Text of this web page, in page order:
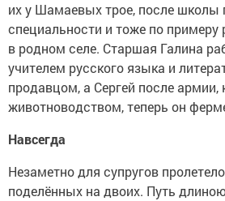
их у Шамаевых трое, после школы
специальности и тоже по примеру
в родном селе. Старшая Галина
учителем русского языка и
продавцом, а Сергей после армии,
животноводством, теперь он
Навсегда
Незаметно для супругов
поделённых на двоих. Путь